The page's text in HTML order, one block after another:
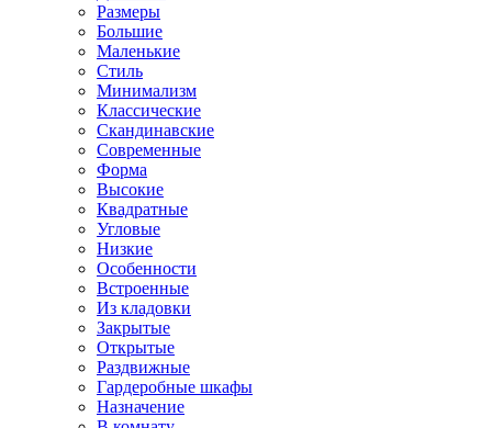
Размеры
Большие
Маленькие
Стиль
Минимализм
Классические
Скандинавские
Современные
Форма
Высокие
Квадратные
Угловые
Низкие
Особенности
Встроенные
Из кладовки
Закрытые
Открытые
Раздвижные
Гардеробные шкафы
Назначение